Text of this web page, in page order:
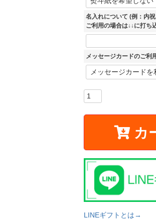
必
須
)
名入れについて (例：内
ご利用の場合は↓↓に打ち
メッセージカードのご利
カ
LINEギフトとは→